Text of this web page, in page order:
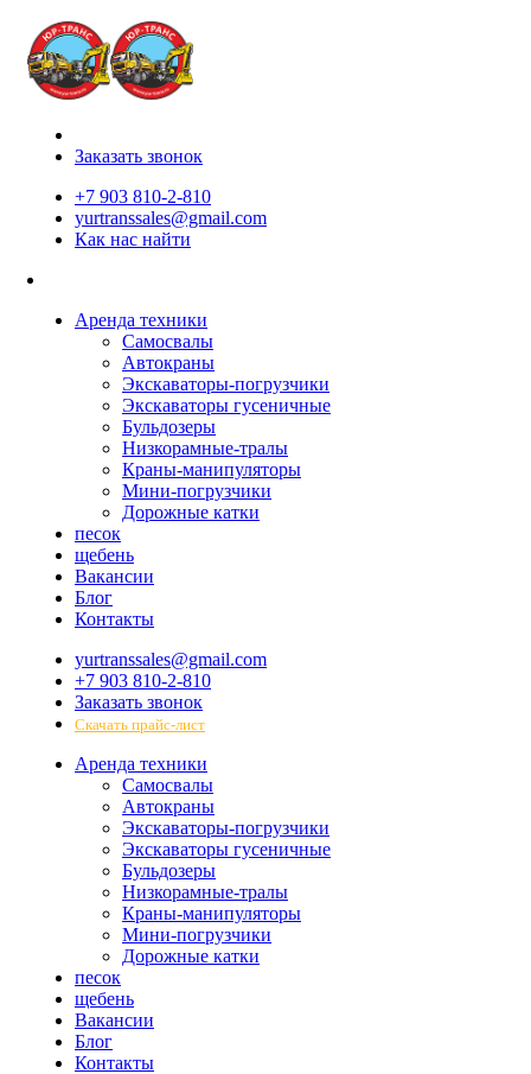
Заказать звонок
+7 903 810-2-810
yurtranssales@gmail.com
Как нас найти
Аренда техники
Самосвалы
Автокраны
Экскаваторы-погрузчики
Экскаваторы гусеничные
Бульдозеры
Низкорамные-тралы
Краны-манипуляторы
Мини-погрузчики
Дорожные катки
песок
щебень
Вакансии
Блог
Контакты
yurtranssales@gmail.com
+7 903 810-2-810
Заказать звонок
Скачать прайс-лист
Аренда техники
Самосвалы
Автокраны
Экскаваторы-погрузчики
Экскаваторы гусеничные
Бульдозеры
Низкорамные-тралы
Краны-манипуляторы
Мини-погрузчики
Дорожные катки
песок
щебень
Вакансии
Блог
Контакты